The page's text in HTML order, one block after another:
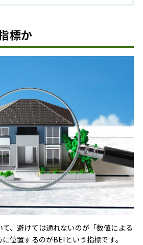
標か
、避けては通れないのが「数値による
位置するのがBEIという指標です。